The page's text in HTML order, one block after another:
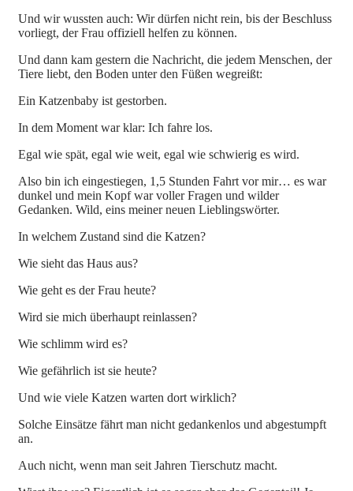
Und wir wussten auch: Wir dürfen nicht rein, bis der Beschluss
vorliegt, der Frau offiziell helfen zu können.
Und dann kam gestern die Nachricht, die jedem Menschen, der
Tiere liebt, den Boden unter den Füßen wegreißt:
Ein Katzenbaby ist gestorben.
In dem Moment war klar: Ich fahre los.
Egal wie spät, egal wie weit, egal wie schwierig es wird.
Also bin ich eingestiegen, 1,5 Stunden Fahrt vor mir… es war
dunkel und mein Kopf war voller Fragen und wilder
Gedanken. Wild, eins meiner neuen Lieblingswörter.
In welchem Zustand sind die Katzen?
Wie sieht das Haus aus?
Wie geht es der Frau heute?
Wird sie mich überhaupt reinlassen?
Wie schlimm wird es?
Wie gefährlich ist sie heute?
Und wie viele Katzen warten dort wirklich?
Solche Einsätze fährt man nicht gedankenlos und abgestumpft
an.
Auch nicht, wenn man seit Jahren Tierschutz macht.